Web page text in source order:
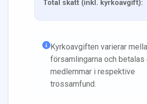
Total skatt (inkl. kyrkoavgift):
Kyrkoavgiften varierar
församlingarna och betalas
medlemmar i respektive
trossamfund.